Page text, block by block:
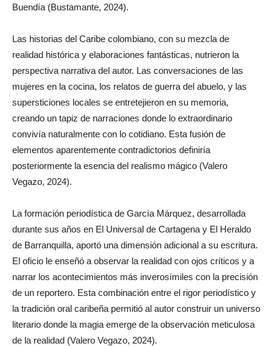
Buendía (Bustamante, 2024).
Las historias del Caribe colombiano, con su mezcla de
realidad histórica y elaboraciones fantásticas, nutrieron la
perspectiva narrativa del autor. Las conversaciones de las
mujeres en la cocina, los relatos de guerra del abuelo, y las
supersticiones locales se entretejieron en su memoria,
creando un tapiz de narraciones donde lo extraordinario
convivía naturalmente con lo cotidiano. Esta fusión de
elementos aparentemente contradictorios definiría
posteriormente la esencia del realismo mágico (Valero
Vegazo, 2024).
La formación periodística de García Márquez, desarrollada
durante sus años en El Universal de Cartagena y El Heraldo
de Barranquilla, aportó una dimensión adicional a su escritura.
El oficio le enseñó a observar la realidad con ojos críticos y a
narrar los acontecimientos más inverosímiles con la precisión
de un reportero. Esta combinación entre el rigor periodístico y
la tradición oral caribeña permitió al autor construir un universo
literario donde la magia emerge de la observación meticulosa
de la realidad (Valero Vegazo, 2024).